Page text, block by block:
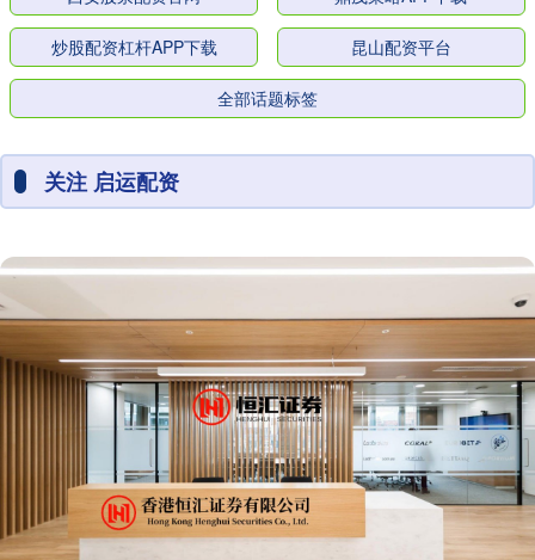
炒股配资杠杆APP下载 昆山配资平台
全部话题标签
关注 启运配资